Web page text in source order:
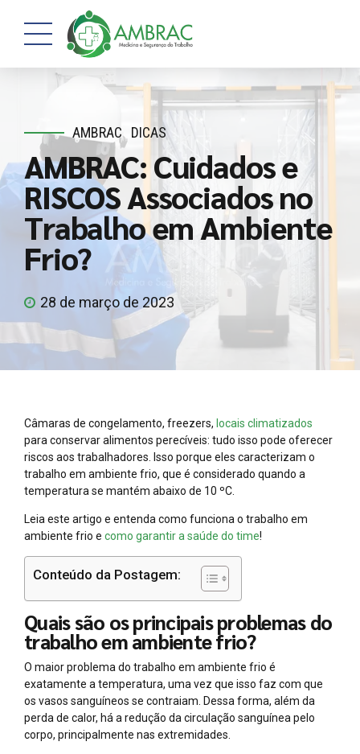
AMBRAC DICAS
AMBRAC: Cuidados e
RISCOS Associados no
Trabalho em Ambiente
Frio?
28 de março de 2023
Câmaras de congelamento, freezers, locais climatizados
para conservar alimentos perecíveis: tudo isso pode oferecer
riscos aos trabalhadores. Isso porque eles caracterizam o
trabalho em ambiente frio, que é considerado quando a
temperatura se mantém abaixo de 10 ºC.
Leia este artigo e entenda como funciona o trabalho em
ambiente frio e como garantir a saúde do time!
Conteúdo da Postagem:
Quais são os principais problemas do
trabalho em ambiente frio?
O maior problema do trabalho em ambiente frio é
exatamente a temperatura, uma vez que isso faz com que
os vasos sanguíneos se contraiam. Dessa forma, além da
perda de calor, há a redução da circulação sanguínea pelo
corpo, principalmente nas extremidades.